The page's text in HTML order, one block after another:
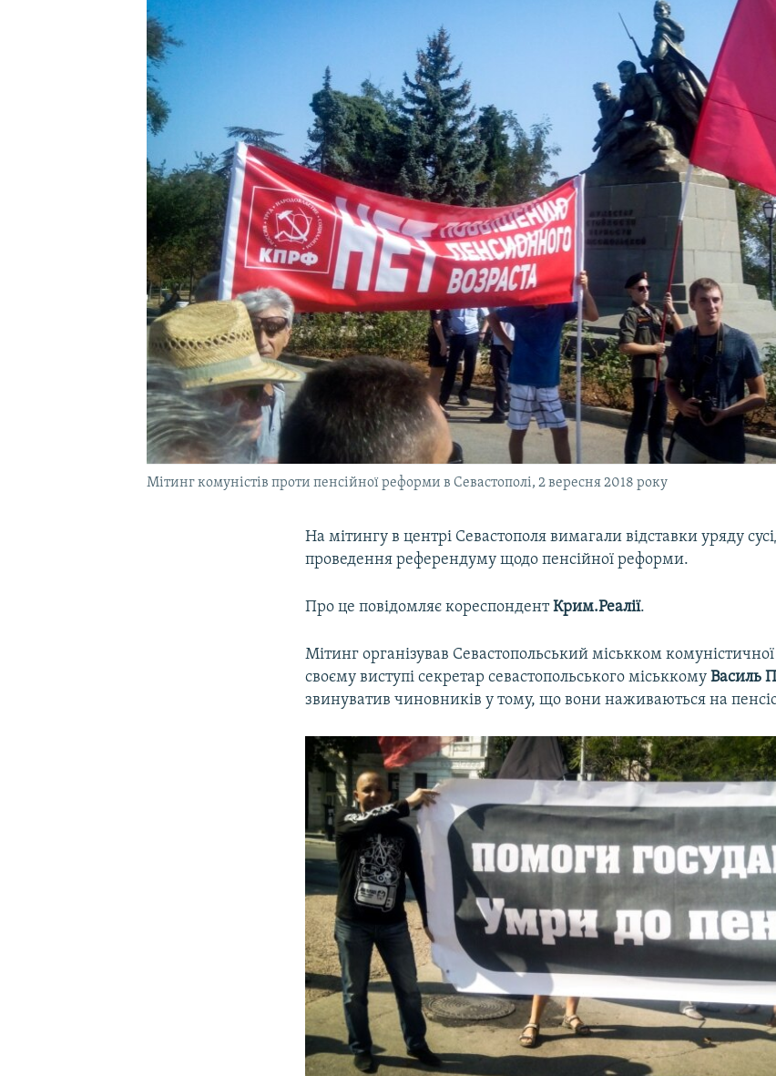
УКРАЇНСЬКА ПРОБЛЕМА КРИМУ
Мітинг комуністів проти пенсійної реформи в Севастополі, 2 вересня 2018 року
На мітингу в центрі Севастополя вимагали відставки уряду
проведення референдуму щодо пенсійної реформи.
Про це повідомляє кореспондентКрим.Реалії.
Мітинг організував Севастопольський міськком комуністичної
своєму виступі секретар севастопольського міськкомуВасиль
звинуватив чиновників у тому, що вони наживаються на